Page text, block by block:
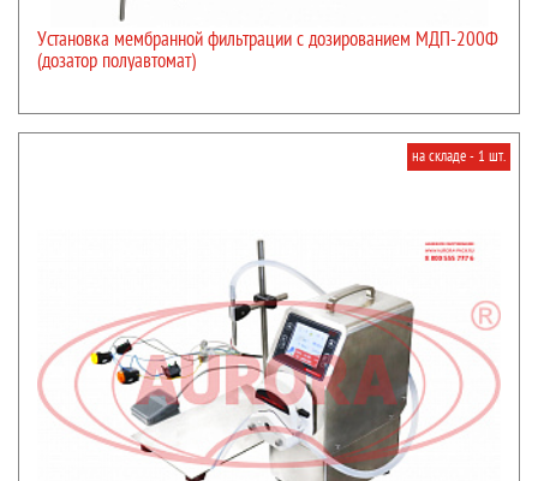
Установка мембранной фильтрации с дозированием МДП-200Ф
(дозатор полуавтомат)
на складе - 1 шт.